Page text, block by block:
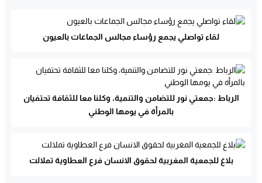
لقاء تواصلي يجمع رؤساء مجالس الجماعات بالعيون
الرباط :جمعتي نور للتضامن والتنمية، وكلنا معا للثقافة تحتفيان
بالمرأة في يومها الوطني
بلاغ للجمعية المغربية لحقوق الانسان فرع العطاوية تملالت